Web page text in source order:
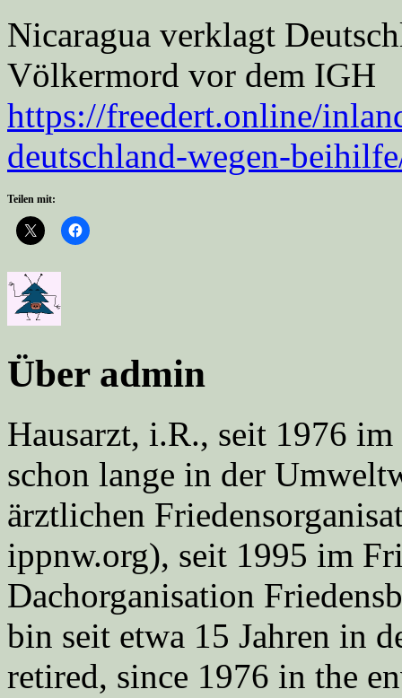
Nicaragua verklagt
Völkermord vor dem IGH
https://freedert.online/
deutschland-wegen-
Teilen mit:
Über admin
Hausarzt, i.R., seit 1976
schon lange in der
ärztlichen
ippnw.org), seit 1995 im
Dachorganisation
bin seit etwa 15 Jahren in
retired, since 1976 in the